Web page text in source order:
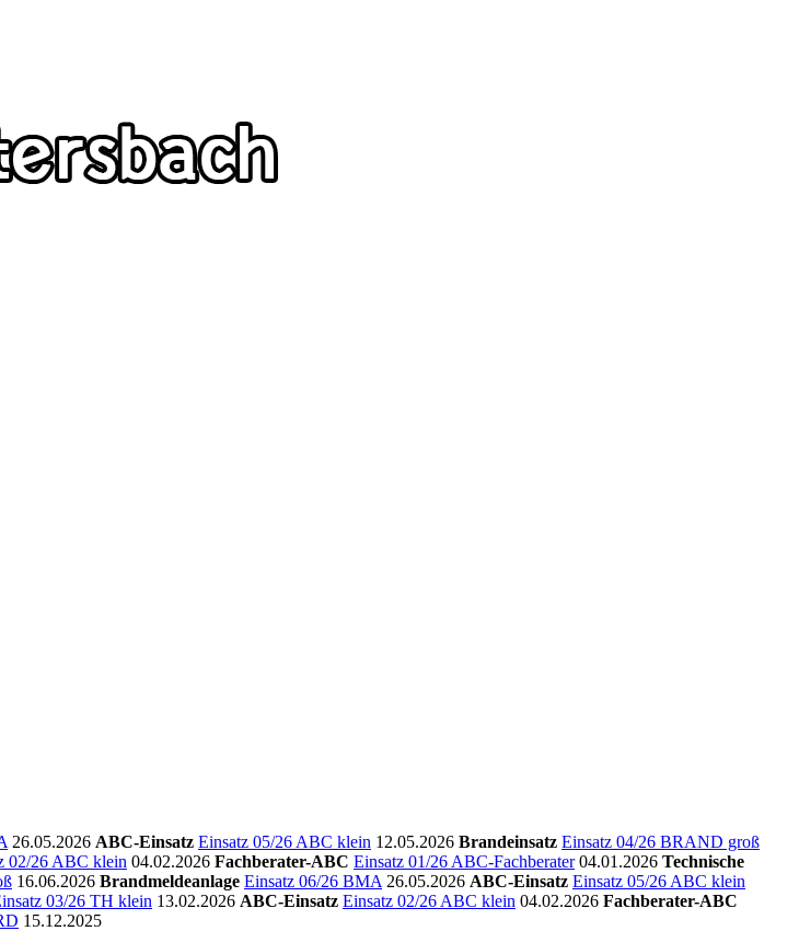
26.05.2026 ABC-Einsatz Einsatz 05/26 ABC klein 12.05.2026 Brandeinsatz Einsatz 04/26 BRAND groß
02/26 ABC klein 04.02.2026 Fachberater-ABC Einsatz 01/26 ABC-Fachberater 04.01.2026 Technische
16.06.2026 Brandmeldeanlage Einsatz 06/26 BMA 26.05.2026 ABC-Einsatz Einsatz 05/26 ABC klein
03/26 TH klein 13.02.2026 ABC-Einsatz Einsatz 02/26 ABC klein 04.02.2026 Fachberater-ABC
15.12.2025